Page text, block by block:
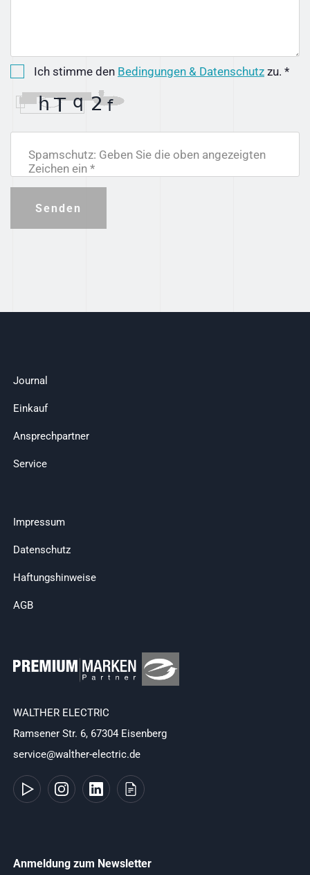
Ich stimme den Bedingungen & Datenschutz zu. *
Spamschutz: Geben Sie die oben angezeigten
Zeichen ein *
Senden
Journal
Einkauf
Ansprechpartner
Service
Impressum
Datenschutz
Haftungshinweise
AGB
WALTHER ELECTRIC
Ramsener Str. 6, 67304 Eisenberg
service@walther-electric.de
Anmeldung zum Newsletter